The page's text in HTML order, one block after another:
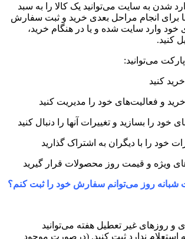
شدن به سایت می‏‌توانید یک کالا را به سبد
برای انجام مراحل بعدی خرید و ثبت سفارش
وارد سایت شده و یا در هنگام خرید،
می‌توانید:
کنید
و فعالیت‌های خود را مدیریت کنید
را بسازید و تغییرات آنها را دنبال کنید
را با دیگران به اشتراک گذارید
ویژه و قیمت روز محصولات قرار گیرید
روزهای غیر تعطیل هفته می‌‏توانید
ندارد ثبت کنید. (درصورت موجود